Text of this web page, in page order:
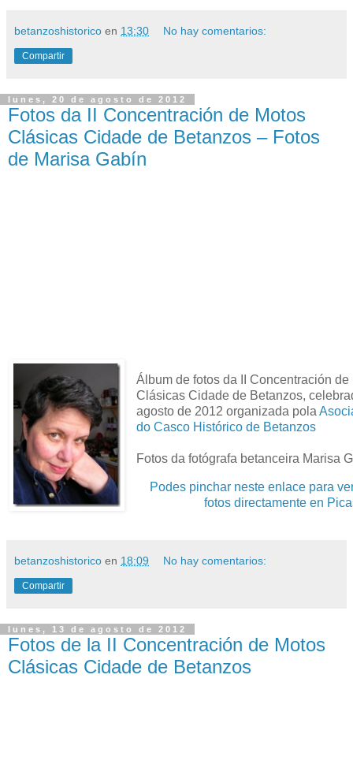
betanzoshistorico en 13:30 No hay comentarios:
Compartir
lunes, 20 de agosto de 2012
Fotos da II Concentración de Motos
Clásicas Cidade de Betanzos – Fotos
de Marisa Gabín
Álbum de fotos da II Concentración de
Clásicas Cidade de Betanzos,
agosto de 2012 organizada pola
do Casco Histórico de Betanzos
Fotos da fotógrafa betanceira Marisa
Podes pinchar neste enlace para
fotos directamente en
betanzoshistorico en 18:09 No hay comentarios:
Compartir
lunes, 13 de agosto de 2012
Fotos de la II Concentración de Motos
Clásicas Cidade de Betanzos